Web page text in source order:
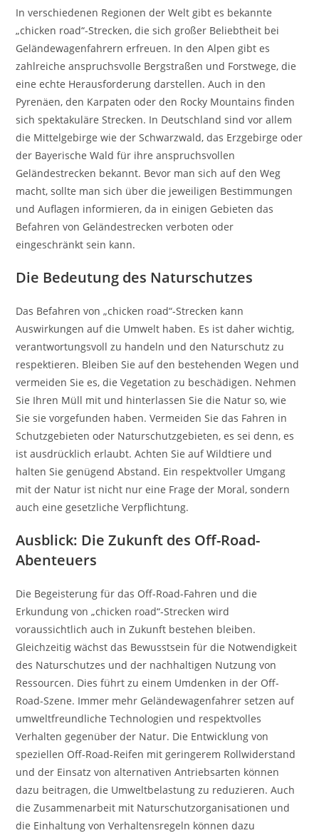
In verschiedenen Regionen der Welt gibt es bekannte
„chicken road“-Strecken, die sich großer Beliebtheit bei
Geländewagenfahrern erfreuen. In den Alpen gibt es
zahlreiche anspruchsvolle Bergstraßen und Forstwege, die
eine echte Herausforderung darstellen. Auch in den
Pyrenäen, den Karpaten oder den Rocky Mountains finden
sich spektakuläre Strecken. In Deutschland sind vor allem
die Mittelgebirge wie der Schwarzwald, das Erzgebirge oder
der Bayerische Wald für ihre anspruchsvollen
Geländestrecken bekannt. Bevor man sich auf den Weg
macht, sollte man sich über die jeweiligen Bestimmungen
und Auflagen informieren, da in einigen Gebieten das
Befahren von Geländestrecken verboten oder
eingeschränkt sein kann.
Die Bedeutung des Naturschutzes
Das Befahren von „chicken road“-Strecken kann
Auswirkungen auf die Umwelt haben. Es ist daher wichtig,
verantwortungsvoll zu handeln und den Naturschutz zu
respektieren. Bleiben Sie auf den bestehenden Wegen und
vermeiden Sie es, die Vegetation zu beschädigen. Nehmen
Sie Ihren Müll mit und hinterlassen Sie die Natur so, wie
Sie sie vorgefunden haben. Vermeiden Sie das Fahren in
Schutzgebieten oder Naturschutzgebieten, es sei denn, es
ist ausdrücklich erlaubt. Achten Sie auf Wildtiere und
halten Sie genügend Abstand. Ein respektvoller Umgang
mit der Natur ist nicht nur eine Frage der Moral, sondern
auch eine gesetzliche Verpflichtung.
Ausblick: Die Zukunft des Off-Road-
Abenteuers
Die Begeisterung für das Off-Road-Fahren und die
Erkundung von „chicken road“-Strecken wird
voraussichtlich auch in Zukunft bestehen bleiben.
Gleichzeitig wächst das Bewusstsein für die Notwendigkeit
des Naturschutzes und der nachhaltigen Nutzung von
Ressourcen. Dies führt zu einem Umdenken in der Off-
Road-Szene. Immer mehr Geländewagenfahrer setzen auf
umweltfreundliche Technologien und respektvolles
Verhalten gegenüber der Natur. Die Entwicklung von
speziellen Off-Road-Reifen mit geringerem Rollwiderstand
und der Einsatz von alternativen Antriebsarten können
dazu beitragen, die Umweltbelastung zu reduzieren. Auch
die Zusammenarbeit mit Naturschutzorganisationen und
die Einhaltung von Verhaltensregeln können dazu